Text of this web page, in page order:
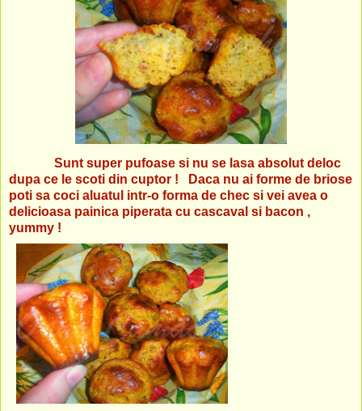
Sunt super pufoase si nu se lasa absolut deloc
dupa ce le scoti din cuptor !
Daca nu ai forme de briose
poti sa coci aluatul intr-o forma de chec si vei avea o
delicioasa painica piperata cu cascaval si bacon ,
yummy !